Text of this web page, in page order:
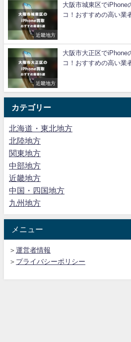
近畿地方
大阪市城東区でiPhone
コ！おすすめの高い業
近畿地方
大阪市大正区でiPhone
コ！おすすめの高い業
カテゴリー
北海道・東北地方
北陸地方
関東地方
中部地方
近畿地方
中国・四国地方
九州地方
メニュー
＞ 運営者情報
＞ プライバシーポリシー